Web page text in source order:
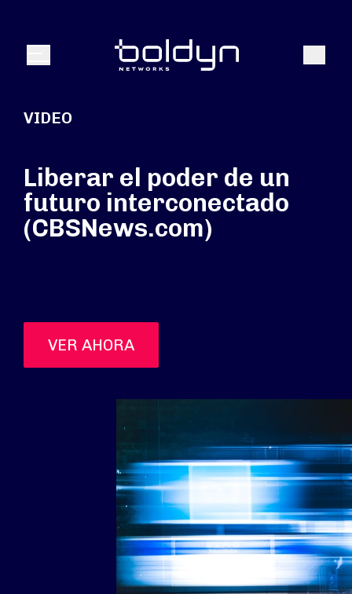
Menú Buscar
VIDEO
Liberar el poder de un
futuro interconectado
(CBSNews.com)
VER AHORA